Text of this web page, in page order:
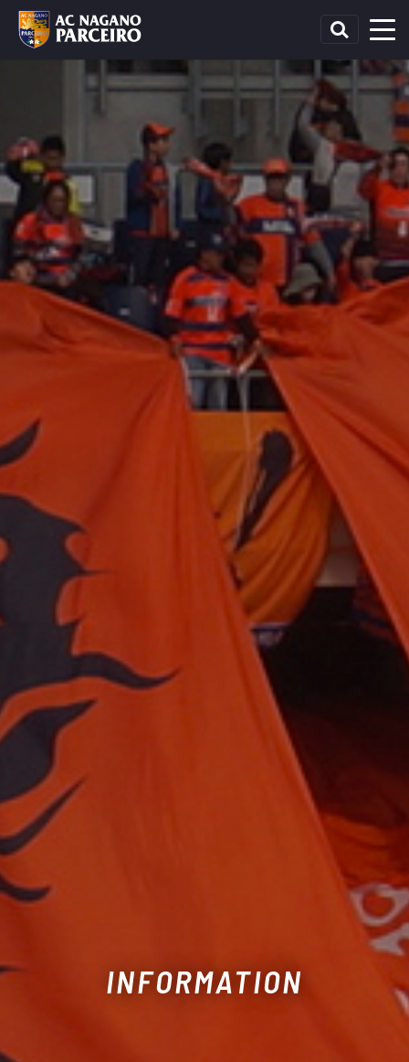
INFORMATION